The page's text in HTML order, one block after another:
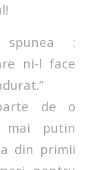
spunea :
ni-l face
de o
mai putin
din primii